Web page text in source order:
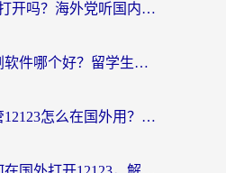
全民k歌国外可以打开吗？海外党听国内音乐听书的实用指南
海外看国内电视剧软件哪个好？留学生亲测有效的追剧加速方案
海外党别愁！交管12123怎么在国外用？一篇搞定回国资源访问难题